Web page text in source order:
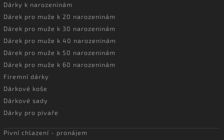
Dárky k narozeninám
Dárek pro muže k 20 narozeninám
Dárek pro muže k 30 narozeninám
Dárek pro muže k 40 narozeninám
Dárek pro muže k 50 narozeninám
Dárek pro muže k 60 narozeninám
Firemní dárky
Dárkové koše
Dárkové sady
Dárky pro pivaře
Pivní chlazení - pronájem